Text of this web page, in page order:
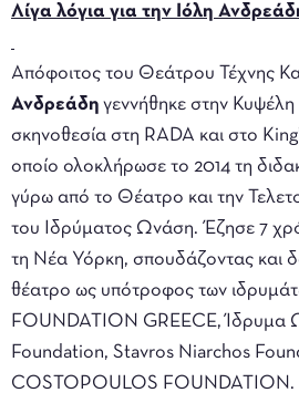
Λίγα λόγια για την Ιόλη
Απόφοιτος του Θεάτρου Τέχνης
Ανδρεάδη γεννήθηκε στην
σκηνοθεσία στη RADA και στο
οποίο ολοκλήρωσε το 2014 τη
γύρω από το Θέατρο και την
του Ιδρύματος Ωνάση. Έζησε 7
τη Νέα Υόρκη, σπουδάζοντας και
θέατρο ως υπότροφος των
FOUNDATION GREECE​, Ίδρυμα
Foundation​, Stavros Niarchos
COSTOPOULOS FOUNDATION.